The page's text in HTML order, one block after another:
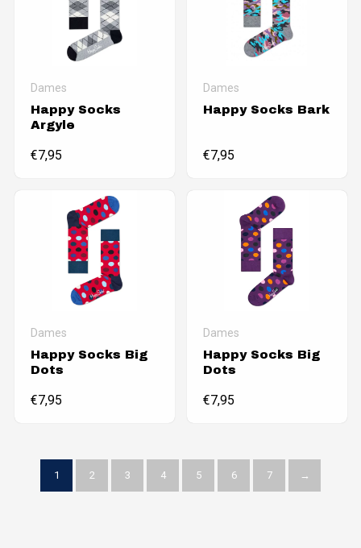
Dames
Happy Socks
Argyle
€7,95
Dames
Happy Socks Bark
€7,95
Dames
Happy Socks Big
Dots
€7,95
Dames
Happy Socks Big
Dots
€7,95
1 2 3 4 5 6 7 →